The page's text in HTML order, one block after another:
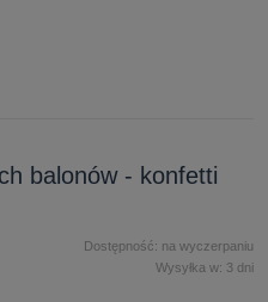
balonów - konfetti
Dostępność: na wyczerpaniu
Wysyłka w: 3 dni